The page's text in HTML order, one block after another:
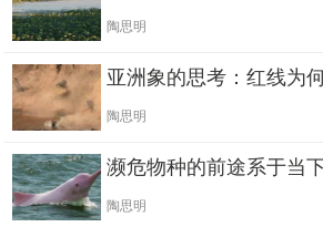
陶思明
亚洲象的思考：红线为
陶思明
陶思明